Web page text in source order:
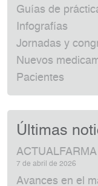
Guías de
Infografías
Jornadas y
Nuevos
Pacientes
Últimas
7 de abril de 2026
Avances en el